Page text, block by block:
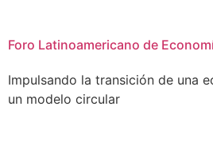
Foro Latinoamericano de
Impulsando la transición de una
un modelo circular